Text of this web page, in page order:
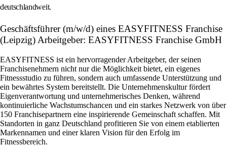
deutschlandweit.
Geschäftsführer (m/w/d) eines EASYFITNESS Franchise
(Leipzig) Arbeitgeber: EASYFITNESS Franchise GmbH
EASYFITNESS ist ein hervorragender Arbeitgeber, der seinen
Franchisenehmern nicht nur die Möglichkeit bietet, ein eigenes
Fitnessstudio zu führen, sondern auch umfassende Unterstützung und
ein bewährtes System bereitstellt. Die Unternehmenskultur fördert
Eigenverantwortung und unternehmerisches Denken, während
kontinuierliche Wachstumschancen und ein starkes Netzwerk von über
150 Franchisepartnern eine inspirierende Gemeinschaft schaffen. Mit
Standorten in ganz Deutschland profitieren Sie von einem etablierten
Markennamen und einer klaren Vision für den Erfolg im
Fitnessbereich.